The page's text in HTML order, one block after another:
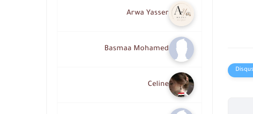
Arwa Yasser
Basmaa Mohamed
Celine